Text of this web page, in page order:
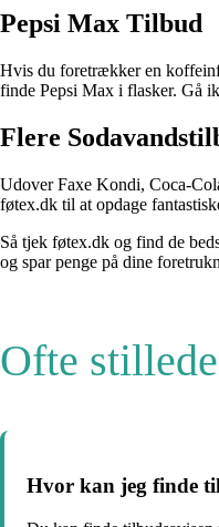
Pepsi Max Tilbud
Hvis du foretrækker en
finde Pepsi Max i flasker. Gå
Flere
Udover Faxe Kondi, Coca-
føtex.dk til at opdage
Så tjek føtex.dk og find de
og spar penge på dine
Ofte
Hvor kan jeg finde